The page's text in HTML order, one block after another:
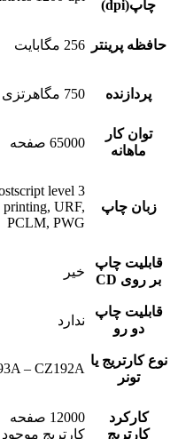
چاپ(dpi)
حافظه پرینتر 256 مگابایت
پردازنده 750 مگاهرتزی
توان کار
ماهانه
65000 صفحه
زبان چاپ
level 3
printing, URF,
PCLM, PWG
قابلیت چاپ
بر روی CD
خیر
قابلیت چاپ
دو رو
ندارد
نوع کارتریج یا
تونر
– CZ192A
کارکرد
کارتریج
12000 صفحه
کارتریج